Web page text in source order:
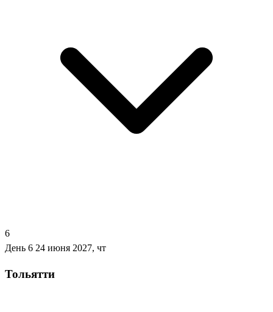
6
День 6 24 июня 2027, чт
Тольятти